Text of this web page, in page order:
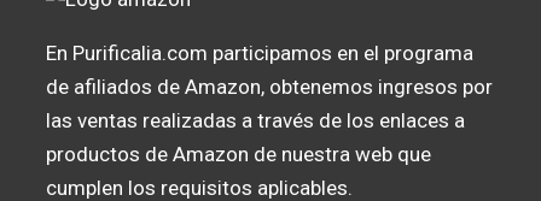
En Purificalia.com participamos en el programa
de afiliados de Amazon, obtenemos ingresos por
las ventas realizadas a través de los enlaces a
productos de Amazon de nuestra web que
cumplen los requisitos aplicables.